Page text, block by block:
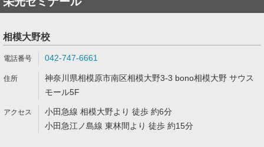
相模大野校
042-747-6661
神奈川県相模原市南区相模大野3-3 bono相模大野 サウス
モール5F
小田急線 相模大野より 徒歩 約6分
小田急江ノ島線 東林間より 徒歩 約15分